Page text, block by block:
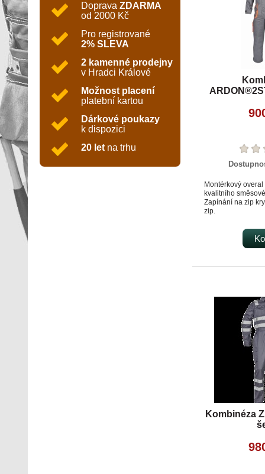
Doprava ZDARMA
od 2000 Kč
Pro registrované
2% SLEVA
2 kamenné prodejny
v Hradci Králové
Možnost placení
platební kartou
Dárkové poukazy
k dispozici
20 let na trhu
Montérkový
kvalitního
Zapínání na zip
zip.
suchého zipu.
Reflexní paspule
dílu zaručující
větší komfort při
Kombinéza